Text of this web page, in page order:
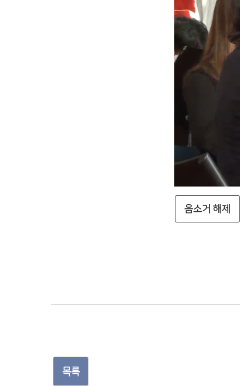
음소거 해제
목록